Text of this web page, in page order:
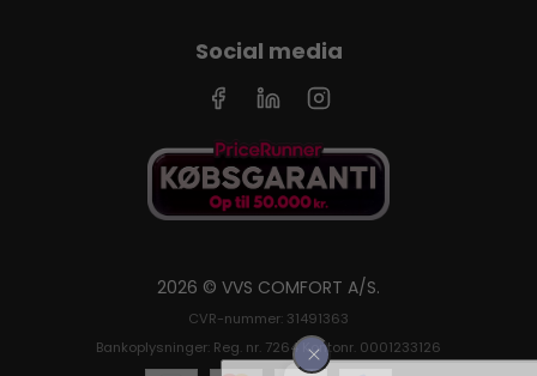
Social media
2026 © VVS COMFORT A/S.
CVR-nummer: 31491363
Bankoplysninger: Reg. nr. 7264 Kontonr. 0001233126